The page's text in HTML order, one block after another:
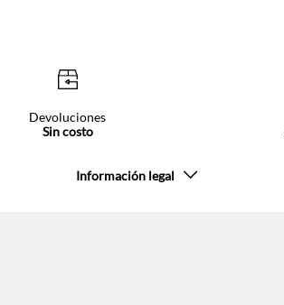
Devoluciones
Sin costo
Información legal